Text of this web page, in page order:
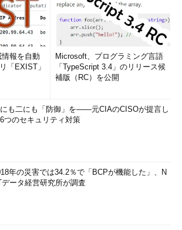
情報を自動
「EXIST」
Microsoft、プログラミング言語
「TypeScript 3.4」のリリース候
補版（RC）を公開
も二にも「防御」を――元CIAのCISOが提言し
つのセキュリティ対策
年の災害では34.2％で「BCPが機能した」、N
データ経営研究所が調査